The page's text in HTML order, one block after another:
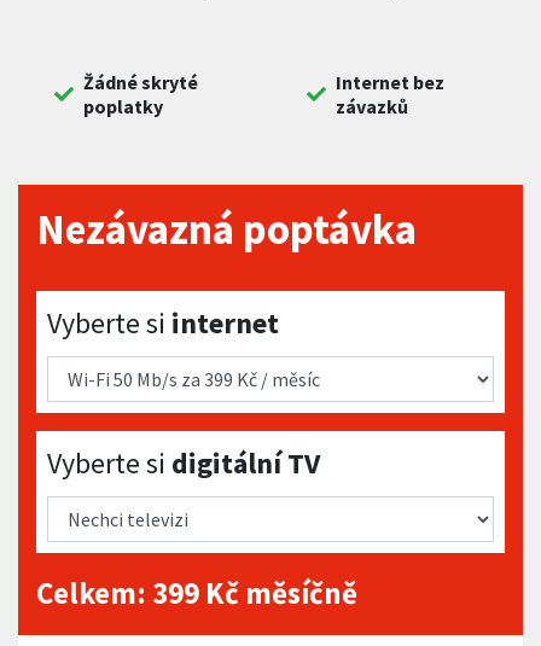
Žádné skryté
poplatky
Internet bez
závazků
Nezávazná poptávka
Vyberte si internet
Vyberte si internet
Vyberte si digitální TV
Vyberte si digitální TV
Celkem: 399 Kč měsíčně